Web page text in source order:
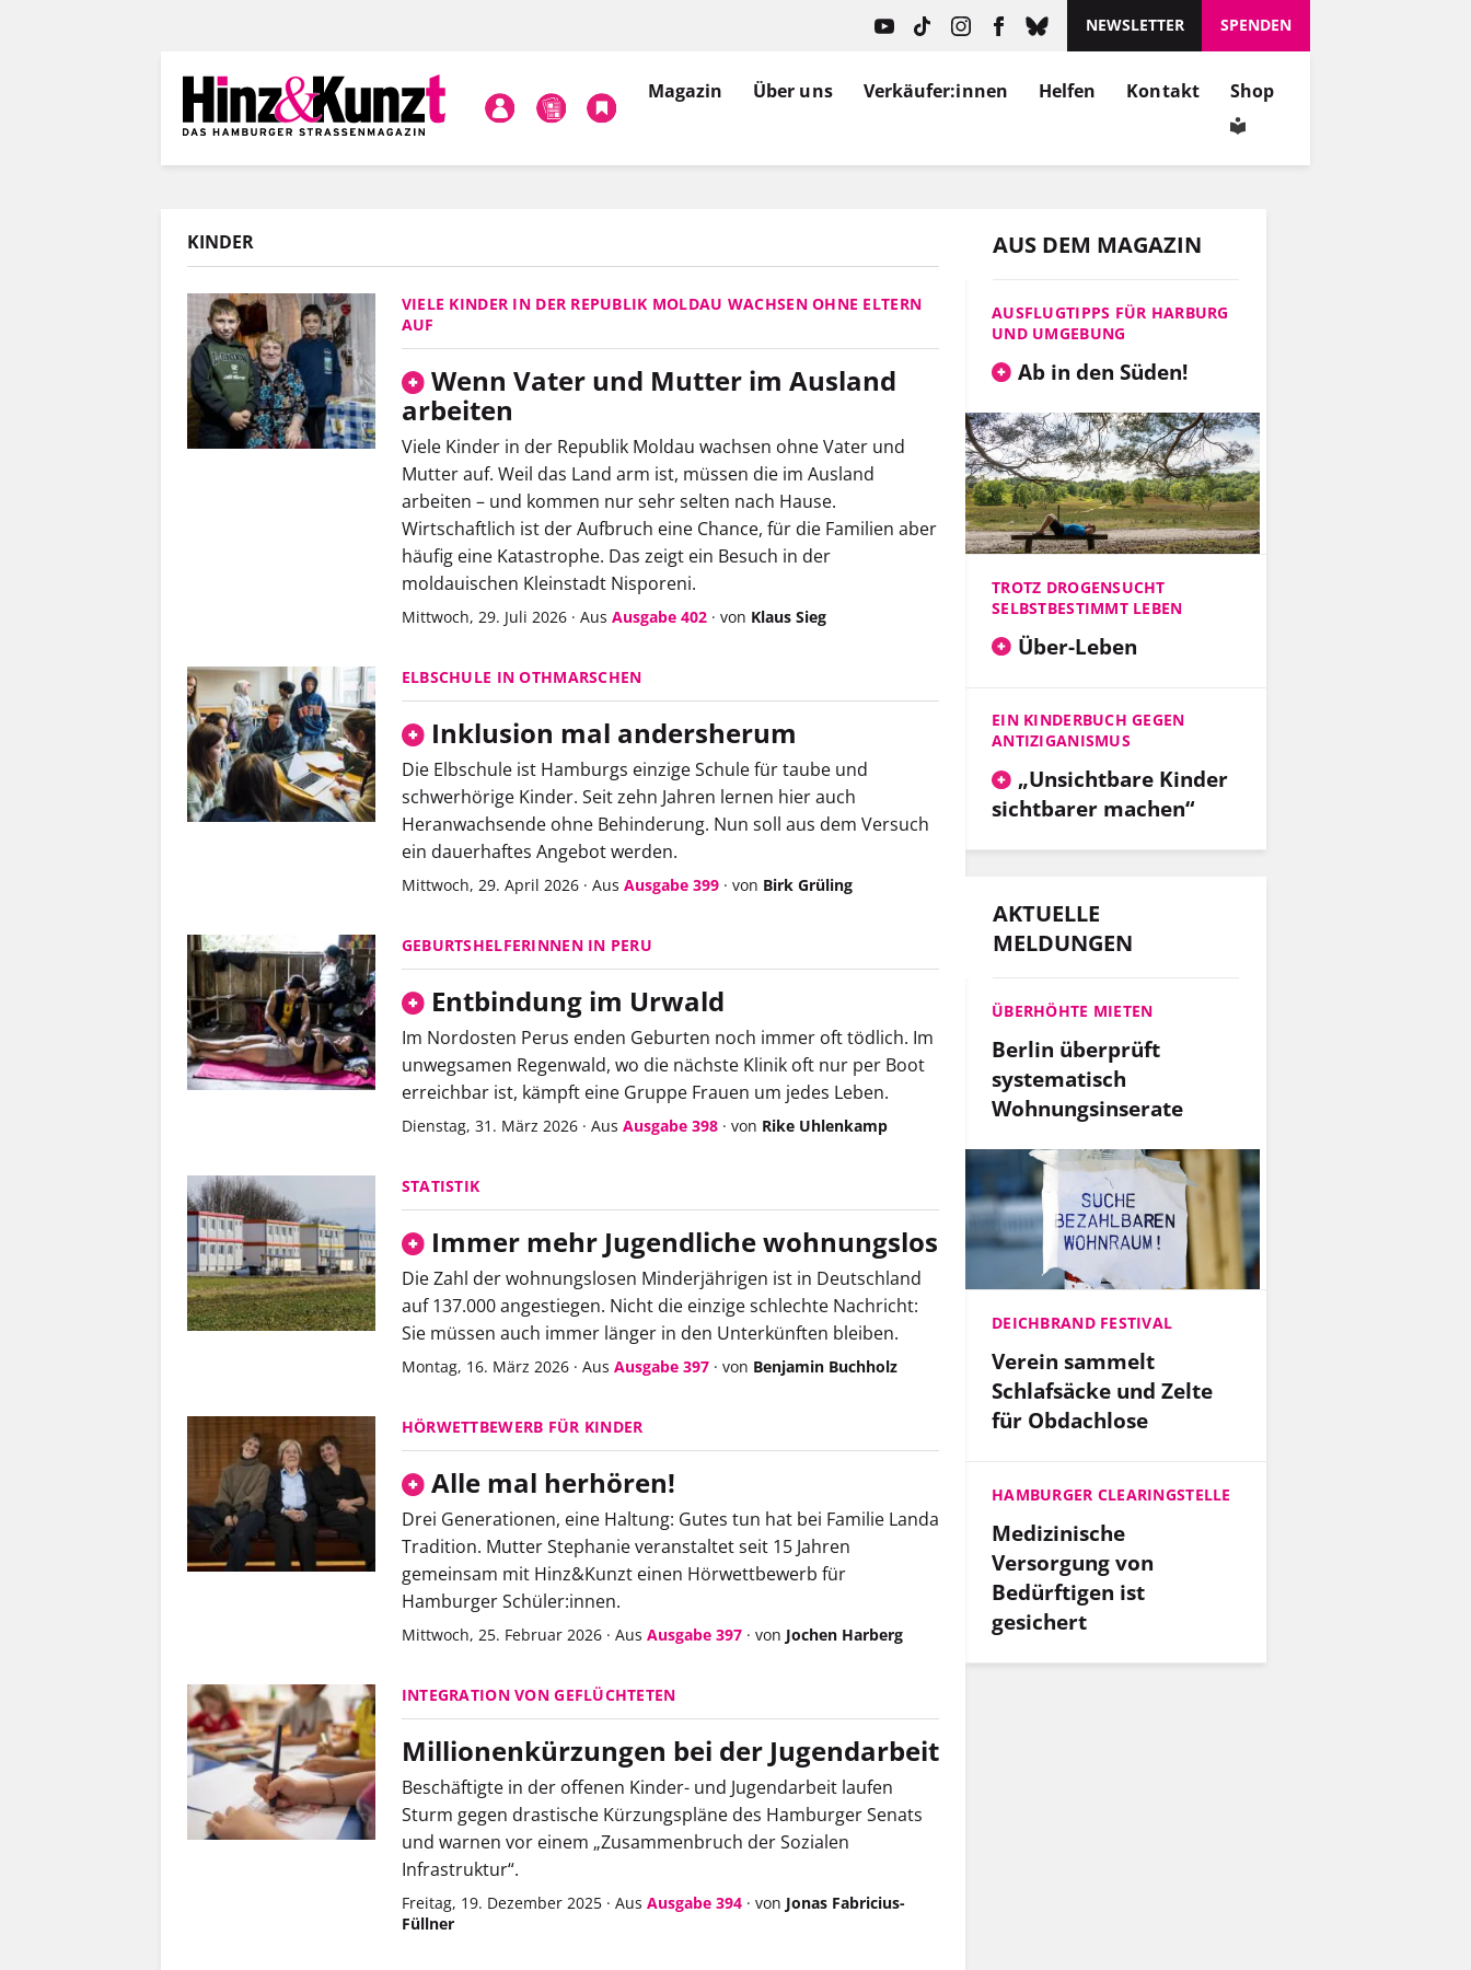
NEWSLETTER SPENDEN
Magazin Über uns Verkäufer:innen Helfen Kontakt Shop
KINDER
VIELE KINDER IN DER REPUBLIK MOLDAU WACHSEN OHNE ELTERN
AUF
Wenn Vater und Mutter im Ausland
arbeiten
Viele Kinder in der Republik Moldau wachsen ohne Vater und
Mutter auf. Weil das Land arm ist, müssen die im Ausland
arbeiten – und kommen nur sehr selten nach Hause.
Wirtschaftlich ist der Aufbruch eine Chance, für die Familien aber
häufig eine Katastrophe. Das zeigt ein Besuch in der
moldauischen Kleinstadt Nisporeni.
Mittwoch, 29. Juli 2026· Aus Ausgabe 402 · von Klaus Sieg
ELBSCHULE IN OTHMARSCHEN
Inklusion mal andersherum
Die Elbschule ist Hamburgs einzige Schule für taube und
schwerhörige Kinder. Seit zehn Jahren lernen hier auch
Heranwachsende ohne Behinderung. Nun soll aus dem Versuch
ein dauerhaftes Angebot werden.
Mittwoch, 29. April 2026· Aus Ausgabe 399 · von Birk Grüling
GEBURTSHELFERINNEN IN PERU
Entbindung im Urwald
Im Nordosten Perus enden Geburten noch immer oft tödlich. Im
unwegsamen Regenwald, wo die nächste Klinik oft nur per Boot
erreichbar ist, kämpft eine Gruppe Frauen um jedes Leben.
Dienstag, 31. März 2026· Aus Ausgabe 398 · von Rike Uhlenkamp
STATISTIK
Immer mehr Jugendliche wohnungslos
Die Zahl der wohnungslosen Minderjährigen ist in Deutschland
auf 137.000 angestiegen. Nicht die einzige schlechte Nachricht:
Sie müssen auch immer länger in den Unterkünften bleiben.
Montag, 16. März 2026· Aus Ausgabe 397 · von Benjamin Buchholz
HÖRWETTBEWERB FÜR KINDER
Alle mal herhören!
Drei Generationen, eine Haltung: Gutes tun hat bei Familie Landa
Tradition. Mutter Stephanie veranstaltet seit 15 Jahren
gemeinsam mit Hinz&Kunzt einen Hörwettbewerb für
Hamburger Schüler:innen.
Mittwoch, 25. Februar 2026· Aus Ausgabe 397 · von Jochen Harberg
INTEGRATION VON GEFLÜCHTETEN
Millionenkürzungen bei der Jugendarbeit
Beschäftigte in der offenen Kinder- und Jugendarbeit laufen
Sturm gegen drastische Kürzungspläne des Hamburger Senats
und warnen vor einem „Zusammenbruch der Sozialen
Infrastruktur“.
Freitag, 19. Dezember 2025· Aus Ausgabe 394 · von Jonas Fabricius-
Füllner
AUS DEM MAGAZIN
AUSFLUGTIPPS FÜR HARBURG
UND UMGEBUNG
Ab in den Süden!
TROTZ DROGENSUCHT
SELBSTBESTIMMT LEBEN
Über-Leben
EIN KINDERBUCH GEGEN
ANTIZIGANISMUS
„Unsichtbare Kinder
sichtbarer machen“
AKTUELLE
MELDUNGEN
ÜBERHÖHTE MIETEN
Berlin überprüft
systematisch
Wohnungsinserate
DEICHBRAND FESTIVAL
Verein sammelt
Schlafsäcke und Zelte
für Obdachlose
HAMBURGER CLEARINGSTELLE
Medizinische
Versorgung von
Bedürftigen ist
gesichert